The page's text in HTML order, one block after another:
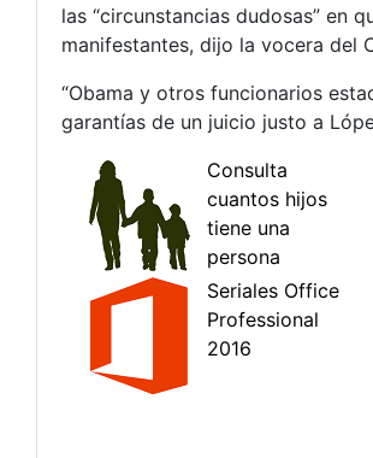
las “circunstancias dudosas” en
manifestantes, dijo la vocera del
“Obama y otros funcionarios
garantías de un juicio justo a